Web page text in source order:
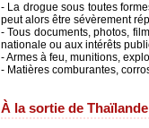
- La drogue sous toutes
peut alors être sévèrement
- Tous documents, photos,
nationale ou aux intérêts
- Armes à feu, munitions,
- Matières comburantes,
À la sortie de Thaïlande